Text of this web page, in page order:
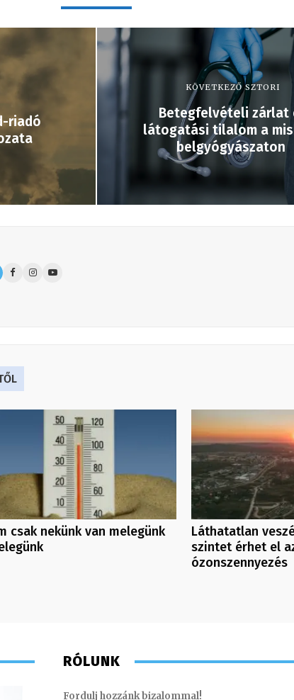
riadó
KÖVETKEZŐ SZTORI
Betegfelvételi zárlat
látogatási tilalom a
belgyógyászaton
csak nekünk van melegünk
Láthatatlan
szintet érhet el
ózonszennyezés
RÓLUNK
Fordulj hozzánk bizalommal!